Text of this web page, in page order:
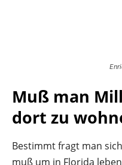
Muß man
dort zu
Bestimmt fragt man
muß um in Florida